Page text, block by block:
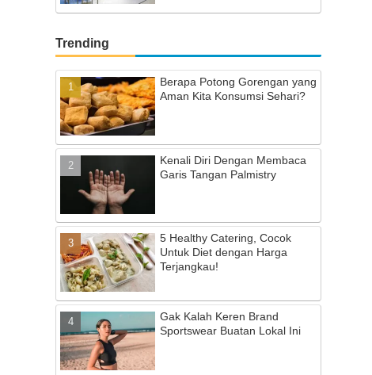
Trending
Berapa Potong Gorengan yang
Aman Kita Konsumsi Sehari?
Kenali Diri Dengan Membaca
Garis Tangan Palmistry
5 Healthy Catering, Cocok
Untuk Diet dengan Harga
Terjangkau!
Gak Kalah Keren Brand
Sportswear Buatan Lokal Ini